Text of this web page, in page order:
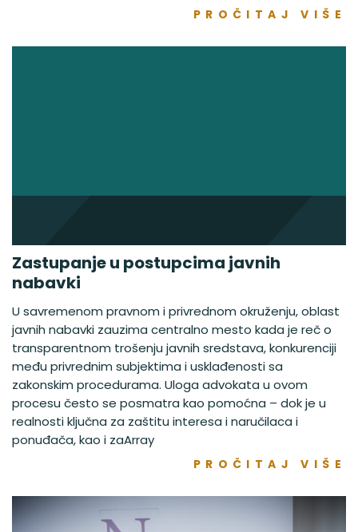
PROČITAJ VIŠE
Zastupanje u postupcima javnih
nabavki
U savremenom pravnom i privrednom okruženju, oblast
javnih nabavki zauzima centralno mesto kada je reč o
transparentnom trošenju javnih sredstava, konkurenciji
među privrednim subjektima i usklađenosti sa
zakonskim procedurama. Uloga advokata u ovom
procesu često se posmatra kao pomoćna – dok je u
realnosti ključna za zaštitu interesa i naručilaca i
ponuđača, kao i zaArray
PROČITAJ VIŠE